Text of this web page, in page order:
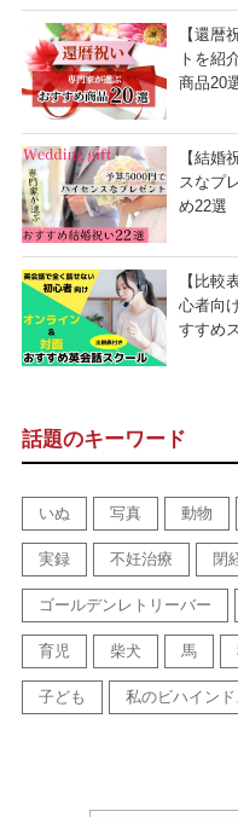
【還暦
トを紹
商品20
【結婚
スなプ
め22選
【比較
心者向
すすめ
話題のキーワード
いぬ 写真 動物
実録 不妊治療 閉
ゴールデンレトリーバー
育児 柴犬 馬
子ども 私のビハイン